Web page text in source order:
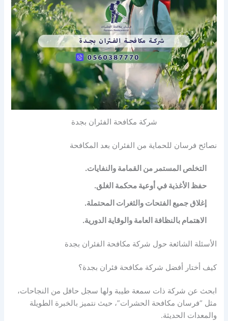
شركة مكافحة الفئران بجدة
نصائح فرسان للحماية من الفئران بعد المكافحة
التخلص المستمر من القمامة والنفايات.
حفظ الأغذية في أوعية محكمة الغلق.
إغلاق جميع الفتحات والثغرات المحتملة.
الاهتمام بالنظافة العامة والوقاية الدورية.
الأسئلة الشائعة حول شركة مكافحة الفئران بجدة
كيف أختار أفضل شركة مكافحة فئران بجدة؟
ابحث عن شركة ذات سمعة طيبة ولها سجل حافل من النجاحات،
مثل “فرسان مكافحة الحشرات”، حيث نتميز بالخبرة الطويلة
والمعدات الحديثة.